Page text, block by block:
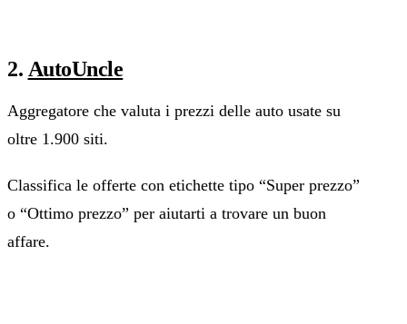
2. AutoUncle
Aggregatore che valuta i prezzi delle auto usate su
oltre 1.900 siti.
Classifica le offerte con etichette tipo “Super prezzo”
o “Ottimo prezzo” per aiutarti a trovare un buon
affare.